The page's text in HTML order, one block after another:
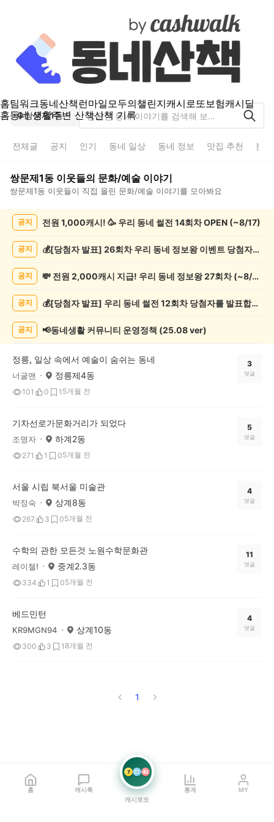
홈팀워크동네산책런마일모두의챌린지캐시로또보험캐시딜
홈동네 생활주변 산책산책 기록
쌍문제1동
전체글 공지 인기 동네 일상 동네 정보 맛집 추천 분
쌍문제1동 이웃들의 문화/예술 이야기
쌍문제1동 이웃들이 직접 올린 문화/예술 이야기를 모아봐요
화/
글
공지 전원 1,000캐시! 🥳 우리 동네 썰전 14회차 OPEN (~8/17)
공지 💰[당첨자 발표] 26회차 우리 동네 정보왕 이벤트 당첨자를 발표합니다!
공지 💸 전원 2,000캐시 지급! 우리 동네 정보왕 27회차 (~8/10)
공지 💰[당첨자 발표] 우리 동네 썰전 12회차 당첨자를 발표합니다!
공지 📢동네생활 커뮤니티 운영정책 (25.08 ver)
정릉, 일상 속에서 예술이 숨쉬는 동네
너굴맨 정릉제4동
101 0 1 5개월 전
3
댓글
기차선로가문화거리가 되었다
조명자 하계2동
271 1 05개월 전
5
댓글
서울 시립 북서울 미술관
박정숙 상계8동
267 3 05개월 전
4
댓글
수학의 관한 모든것 노원수학문화관
레이첼! 중계2.3동
334 1 05개월 전
11
댓글
베드민턴
KR9MGN94 상계10동
300 3 1 8개월 전
4
댓글
1
홈 캐시톡
7 21 42
캐시로또
통계 MY